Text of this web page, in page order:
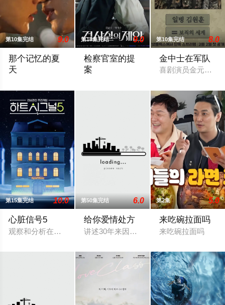
第10集完结 9.0
那个记忆的夏
天
第10集完结 9.0
检察官室的提
案
第10集完结 8.0
金中士在军队
喜剧演员金元勋重
第15集完结 10.0
心脏信号5
观察和分析在Signal House中展开的青春男女恋爱，推理最终情
第50集完结 6.0
给你爱情处方
讲述30年来因恶缘而交织在一起的两家人
第2集 5.0
来吃碗拉面吗
来吃碗拉面吗